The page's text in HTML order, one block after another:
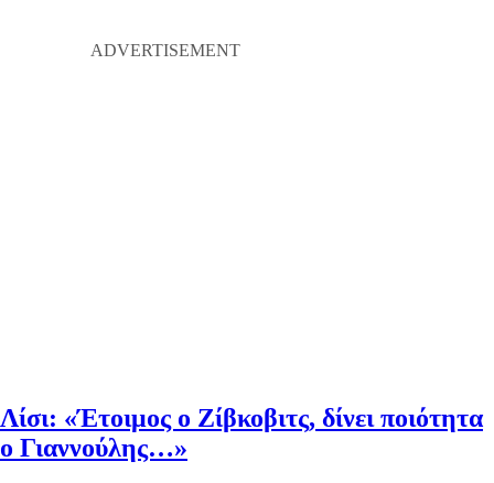
Λίσι: «Έτοιμος ο Ζίβκοβιτς, δίνει ποιότητα
ο Γιαννούλης…»